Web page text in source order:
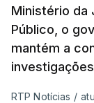
Ministério da
Público, o
mantém a
RTP Notícias /